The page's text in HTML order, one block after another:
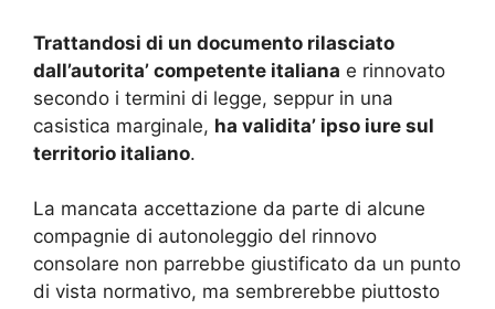
Trattandosi di un documento rilasciato
dall’autorita’ competente italiana e rinnovato
secondo i termini di legge, seppur in una
casistica marginale, ha validita’ ipso iure sul
territorio italiano.
La mancata accettazione da parte di alcune
compagnie di autonoleggio del rinnovo
consolare non parrebbe giustificato da un punto
di vista normativo, ma sembrerebbe piuttosto